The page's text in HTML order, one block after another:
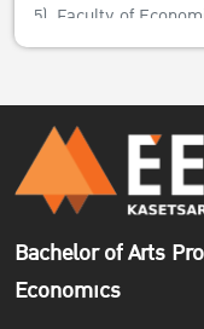
5), Faculty of
2. Should you have
Bachelor of Arts
Economics